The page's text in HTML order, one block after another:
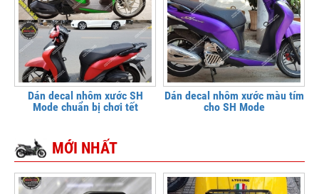
Dán decal nhôm xước SH
Mode chuẩn bị chơi tết
Dán decal nhôm xước màu tím
cho SH Mode
MỚI NHẤT